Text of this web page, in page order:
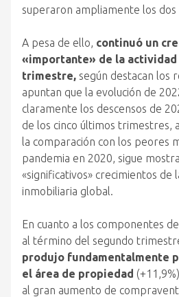
superaron ampliamente los dos
A pesa de ello, continuó un
«importante» de la
trimestre, según destacan los
apuntan que la evolución de
claramente los descensos de
de los cinco últimos trimestres,
la comparación con los peores
pandemia en 2020, sigue
«significativos» crecimientos de
inmobiliaria global.
En cuanto a los componentes
al término del segundo
produjo fundamentalmente
el área de propiedad
al gran aumento de